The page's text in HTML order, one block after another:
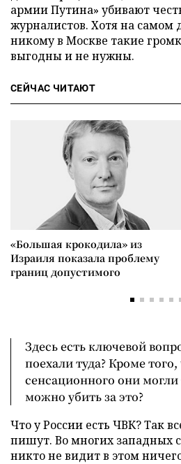
армии Путина» убивают
журналистов. Хотя на самом
никому в Москве такие
выгодны и не нужны.
СЕЙЧАС ЧИТАЮТ
«Большая крокодила» из
Израиля показала проблему
границ допустимого
Здесь есть ключевой
поехали туда? Кроме того,
сенсационного они
можно убить за это?
Что у России есть ЧВК? Так
пишут. Во многих западных
никто не видит в этом